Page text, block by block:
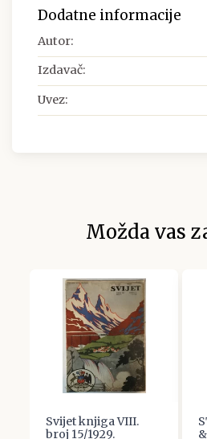
Dodatne informacije
Autor:
Izdavač:
Uvez:
Možda vas
Svijet knjiga VIII.
broj 15/1929.